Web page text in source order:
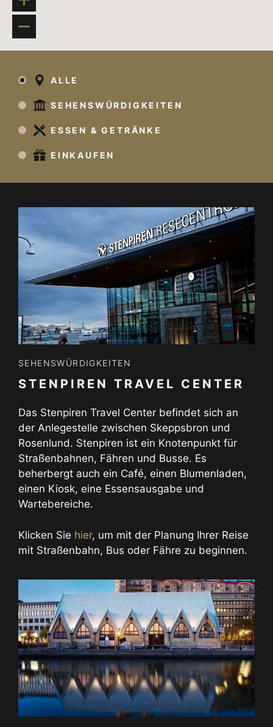
Planung einer Route, die das Beste aus Ihrem
ALLE
SEHENSWÜRDIGKEITEN
ESSEN & GETRÄNKE
EINKAUFEN
SEHENSWÜRDIGKEITEN
STENPIREN TRAVEL CENTER
Das Stenpiren Travel Center befindet sich an
der Anlegestelle zwischen Skeppsbron und
Rosenlund. Stenpiren ist ein Knotenpunkt für
Straßenbahnen, Fähren und Busse. Es
beherbergt auch ein Café, einen Blumenladen,
einen Kiosk, eine Essensausgabe und
Wartebereiche.
Klicken Sie hier, um mit der Planung Ihrer Reise
mit Straßenbahn, Bus oder Fähre zu beginnen.